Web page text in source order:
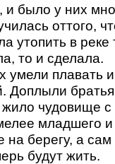
было у них
оттого,
утопить в реке
то и сделала.
умели плавать
Доплыли братья
чудовище
младшего и
на берегу, а
будут жить.